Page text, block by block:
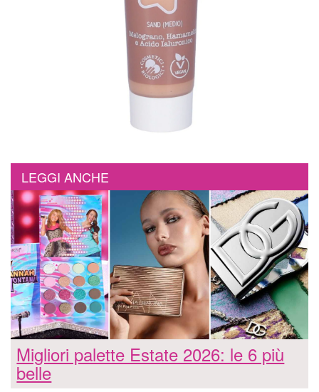
LEGGI ANCHE
Migliori palette Estate 2026: le 6 più
belle